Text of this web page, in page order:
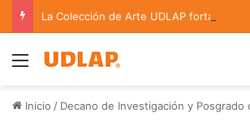
Menu
Inicio / Decano de Investigación y Posgrado